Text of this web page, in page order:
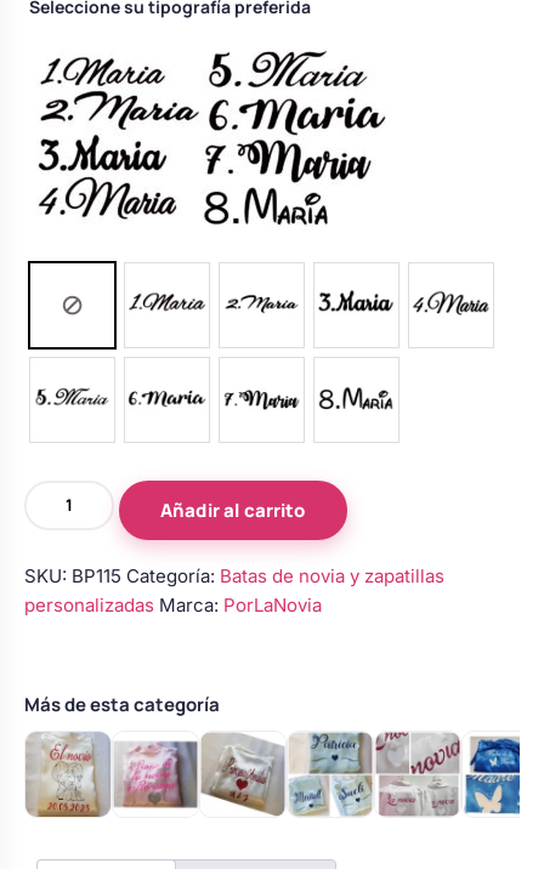
Seleccione su tipografía preferida
personalizada
novia
–
cantidad
Añadir al carrito
SKU: BP115 Categoría: Batas de novia y zapatillas
personalizadas Marca: PorLaNovia
Más de esta categoría